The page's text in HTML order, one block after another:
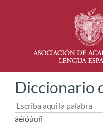
Diccionario
áéíóúüñ